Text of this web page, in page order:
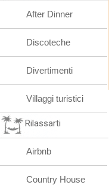
After Dinner
Discoteche
Divertimenti
Villaggi turistici
Rilassarti
Airbnb
Country House